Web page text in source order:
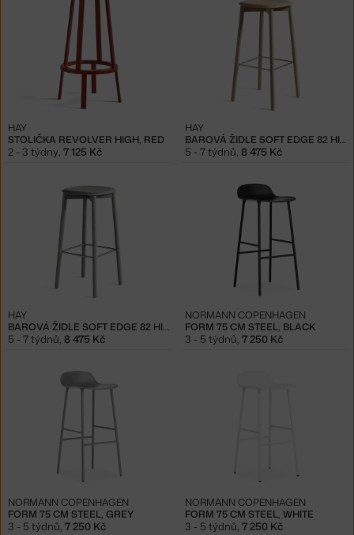
STOLIČKA REVOLVER HIGH, RED
HAY
2 - 3 týdny, 7 125 Kč
BAROVÁ ŽIDLE SOFT EDGE 82 HIGH, OAK
HAY
5 - 7 týdnů, 8 475 Kč
BAROVÁ ŽIDLE SOFT EDGE 82 HIGH, SOFT GREY
HAY
5 - 7 týdnů, 8 475 Kč
FORM 75 CM STEEL, BLACK
NORMANN COPENHAGEN
3 - 5 týdnů, 7 250 Kč
FORM 75 CM STEEL, GREY
NORMANN COPENHAGEN
3 - 5 týdnů, 7 250 Kč
FORM 75 CM STEEL, WHITE
NORMANN COPENHAGEN
3 - 5 týdnů, 7 250 Kč